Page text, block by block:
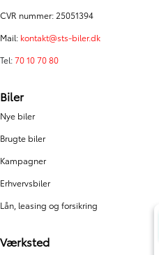
CVR nummer: 25051394
Mail: kontakt@sts-biler.dk
Tel:70 10 70 80
Biler
Nye biler
Brugte biler
Kampagner
Erhvervsbiler
Lån, leasing og forsikring
Værksted